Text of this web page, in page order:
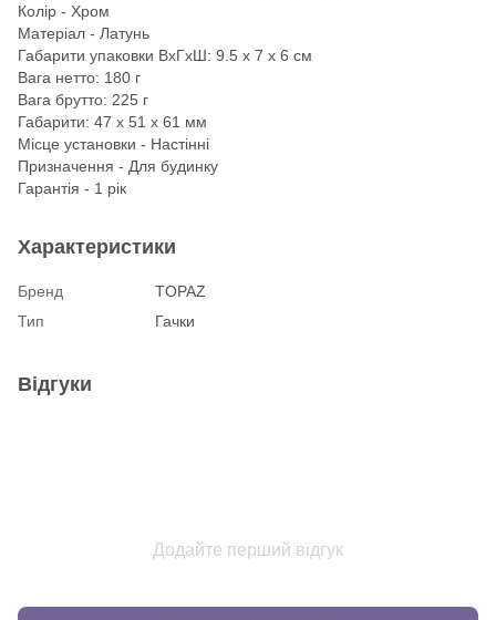
Колір - Хром
Матеріал - Латунь
Габарити упаковки ВхГхШ: 9.5 х 7 х 6 см
Вага нетто: 180 г
Вага брутто: 225 г
Габарити: 47 х 51 х 61 мм
Місце установки - Настінні
Призначення - Для будинку
Гарантія - 1 рік
Характеристики
Бренд
TOPAZ
Тип
Гачки
Відгуки
Додайте перший відгук